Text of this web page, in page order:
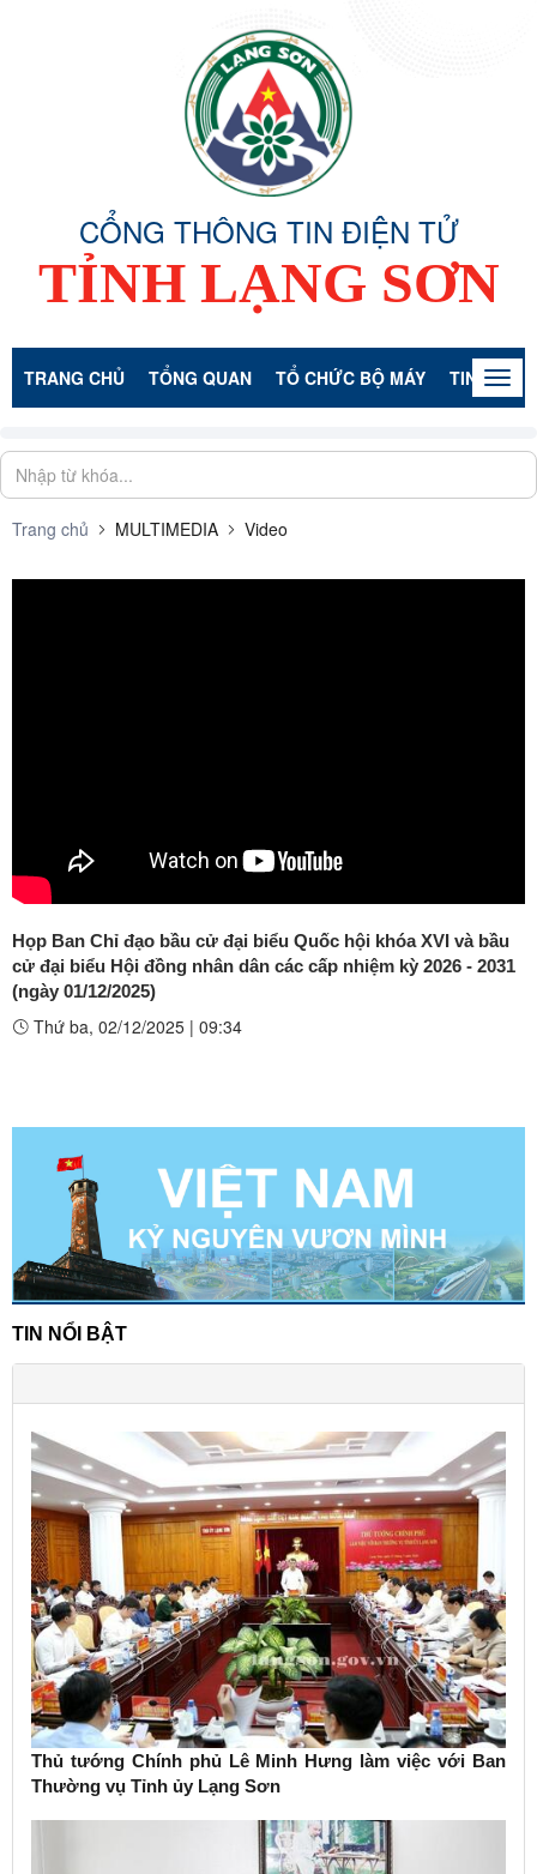
CỔNG THÔNG TIN ĐIỆN TỬ
TỈNH LẠNG SƠN
TRANG CHỦ TỔNG QUAN TỔ CHỨC BỘ MÁY TIN TỨC -
Trang chủ MULTIMEDIA Video
Họp Ban Chỉ đạo bầu cử đại biểu Quốc hội khóa XVI và bầu
cử đại biểu Hội đồng nhân dân các cấp nhiệm kỳ 2026 - 2031
(ngày 01/12/2025)
Thứ ba, 02/12/2025 | 09:34
TIN NỔI BẬT
Thủ tướng Chính phủ Lê Minh Hưng làm việc với Ban
Thường vụ Tỉnh ủy Lạng Sơn